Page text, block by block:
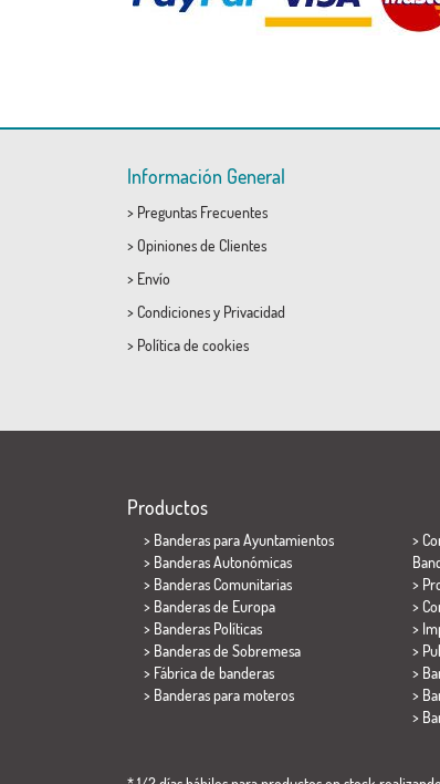
Información General
> Preguntas Frecuentes
> Opiniones de Clientes
> Envío
> Condicionesy Privacidad
> Política de cookies
Productos
> Banderas para Ayuntamientos
> Banderas Autonómicas
> Banderas Comunitarias
> Banderas de Europa
> Banderas Políticas
> Banderas de Sobremesa
> Fábrica de banderas
> Banderas para moteros
>
>
>
>
>
>
>
>